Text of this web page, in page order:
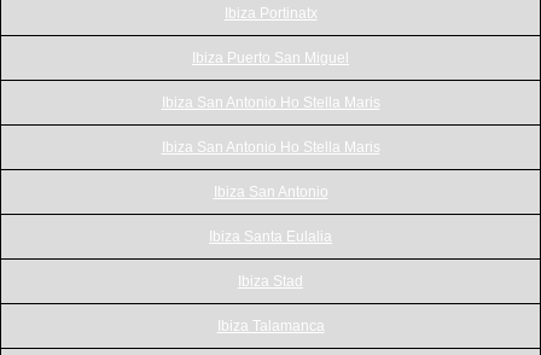
Ibiza Portinatx
Ibiza Puerto San Miguel
Ibiza San Antonio Ho Stella Maris
Ibiza San Antonio Ho Stella Maris
Ibiza San Antonio
Ibiza Santa Eulalia
Ibiza Stad
Ibiza Talamanca